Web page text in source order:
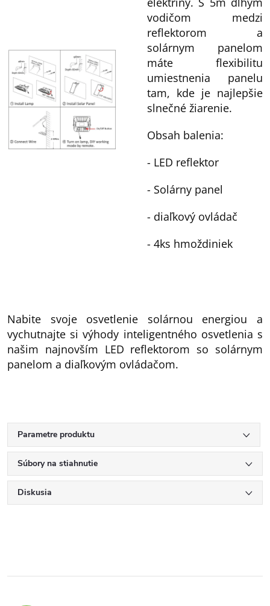
vodičom medzi
reflektorom a
solárnym panelom
máte flexibilitu
umiestnenia panelu
tam, kde je najlepšie
slnečné žiarenie.
Obsah balenia:
- LED reflektor
- Solárny panel
- diaľkový ovládač
- 4ks hmoždiniek
Nabite svoje osvetlenie solárnou energiou a
vychutnajte si výhody inteligentného osvetlenia s
našim najnovším LED reflektorom so solárnym
panelom a diaľkovým ovládačom.
Parametre produktu
Súbory na stiahnutie
Diskusia